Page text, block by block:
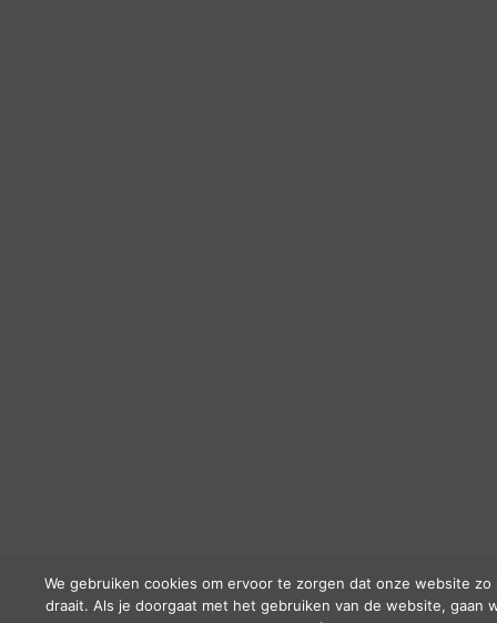
We gebruiken cookies om ervoor te zorgen dat onze website zo
draait. Als je doorgaat met het gebruiken van de website, gaan